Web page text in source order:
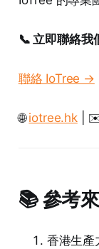
📞 立即聯絡我
聯絡 IoTree →
🌐iotree.hk| ✉️
📚 參考
香港生